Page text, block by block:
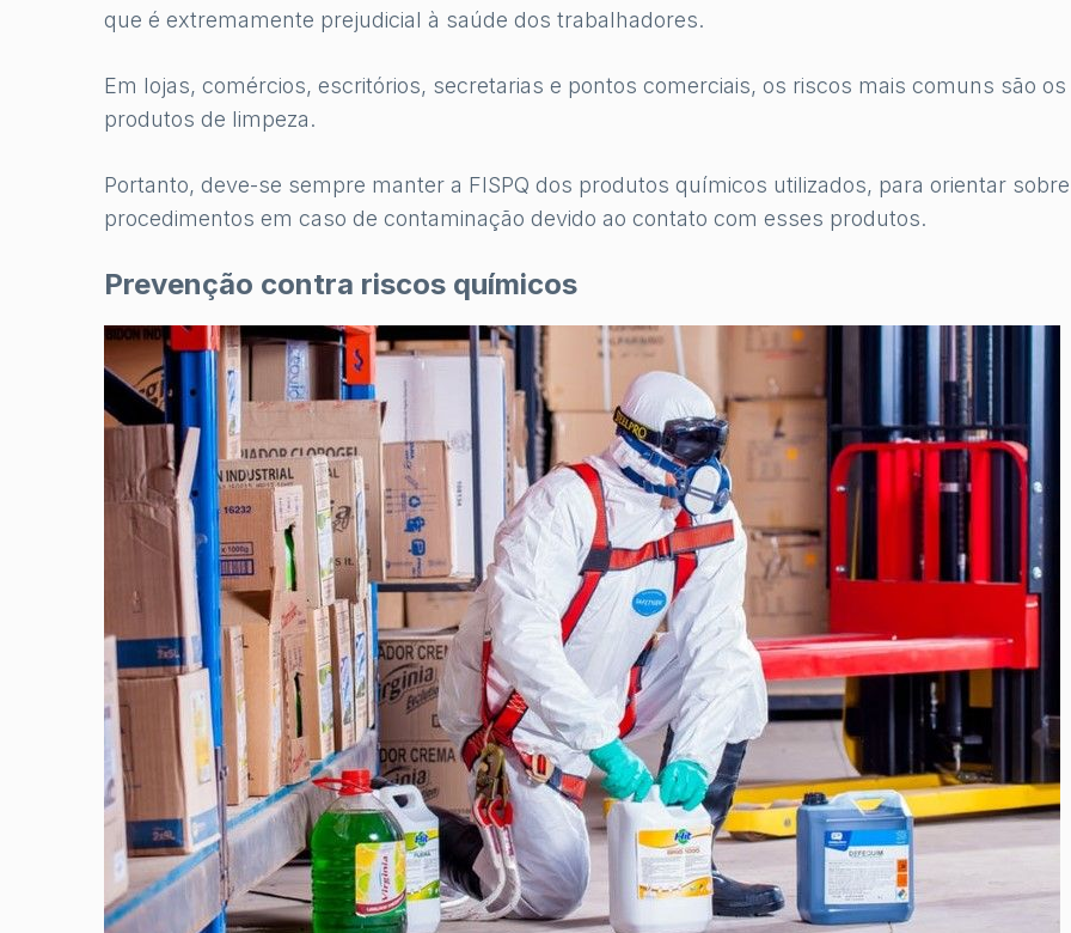
que é extremamente prejudicial à saúde dos trabalhadores.
Em lojas, comércios, escritórios, secretarias e pontos comerciais, os riscos mais comuns são os
produtos de limpeza.
Portanto, deve-se sempre manter a FISPQ dos produtos químicos utilizados, para orientar
procedimentos em caso de contaminação devido ao contato com esses produtos.
Prevenção contra riscos químicos